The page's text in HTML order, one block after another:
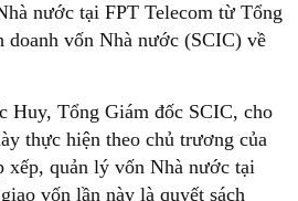
nước tại FPT Telecom từ Tổng
vốn Nhà nước (SCIC) về
Huy, Tổng Giám đốc SCIC, cho
thực hiện theo chủ trương của
xếp, quản lý vốn Nhà nước tại
vốn lần này là quyết sách